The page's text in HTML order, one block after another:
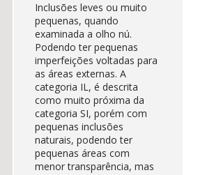
Inclusões leves ou muito
pequenas, quando
examinada a olho nú.
Podendo ter pequenas
imperfeições voltadas para
as áreas externas. A
categoria IL, é descrita
como muito próxima da
categoria SI, porém com
pequenas inclusões
naturais, podendo ter
pequenas áreas com
menor transparência, mas